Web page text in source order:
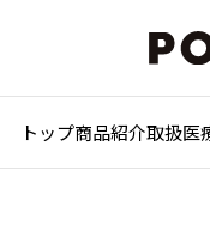
トップ商品紹介取扱医